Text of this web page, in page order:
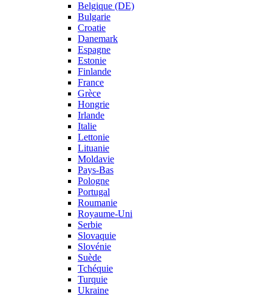
Belgique (DE)
Bulgarie
Croatie
Danemark
Espagne
Estonie
Finlande
France
Grèce
Hongrie
Irlande
Italie
Lettonie
Lituanie
Moldavie
Pays-Bas
Pologne
Portugal
Roumanie
Royaume-Uni
Serbie
Slovaquie
Slovénie
Suède
Tchéquie
Turquie
Ukraine